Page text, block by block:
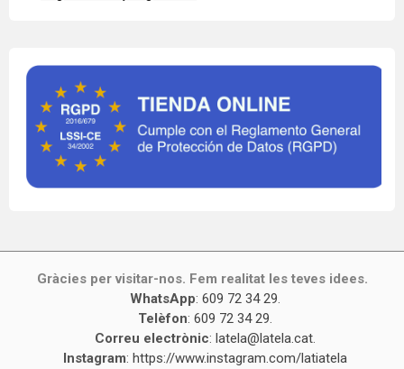
Gràcies per visitar-nos. Fem realitat les teves idees.
WhatsApp: 609 72 34 29.
Telèfon: 609 72 34 29.
Correu electrònic: latela@latela.cat.
Instagram: https://www.instagram.com/latiatela